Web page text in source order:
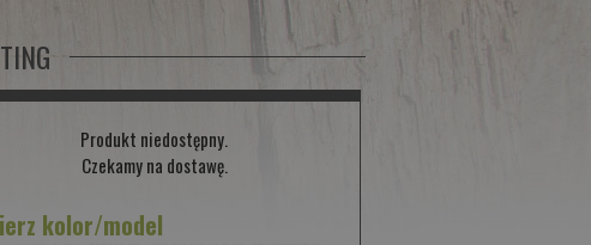
Produkt niedostępny.
Czekamy na dostawę.
kolor/model